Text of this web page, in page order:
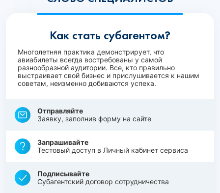
Как стать субагентом?
Многолетняя практика демонстрирует, что
авиабилеты всегда востребованы у самой
разнообразной аудитории. Все, кто правильно
выстраивает свой бизнес и прислушивается к нашим
советам, неизменно добиваются успеха.
Отправляйте
Заявку, заполнив форму на сайте
Запрашивайте
Тестовый доступ в Личный кабинет сервиса
Подписывайте
Субагентский договор сотрудничества